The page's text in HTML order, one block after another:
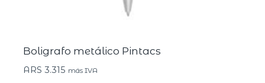
Boligrafo metálico Pintacs
ARS 3.315 más IVA